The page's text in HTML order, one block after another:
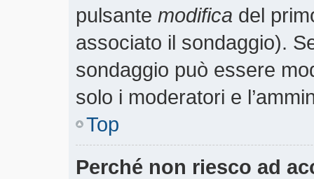
pulsante modifica del
associato il sondaggio).
sondaggio può essere
solo i moderatori e
Top
Perché non riesco ad